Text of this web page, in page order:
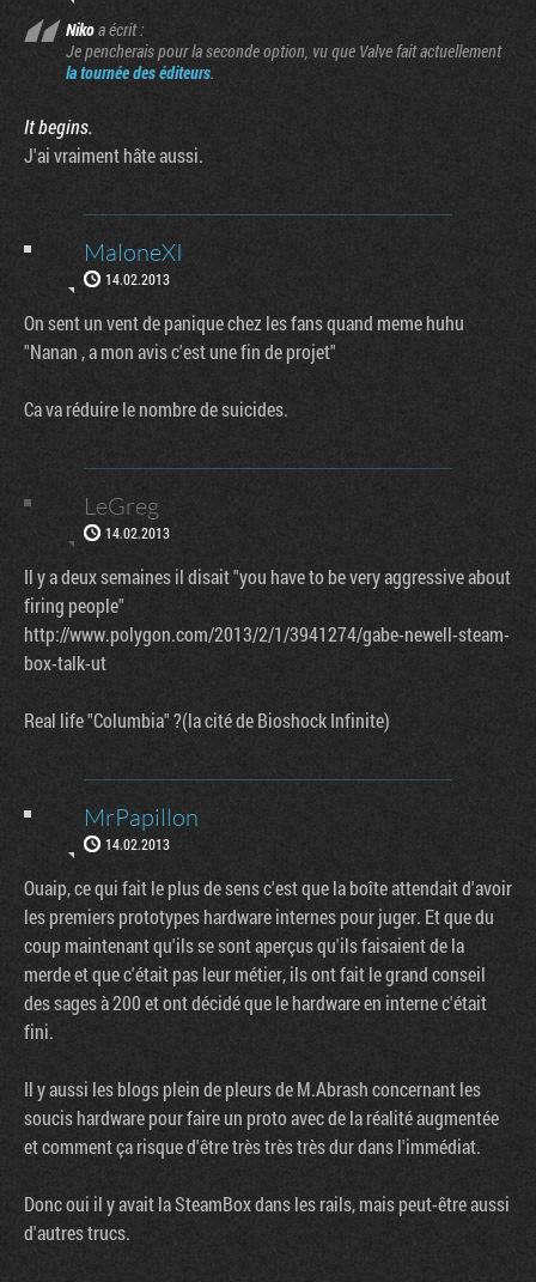
Nikoa écrit :
Je pencherais pour la seconde option, vu que Valve fait actuellement
la tournée des éditeurs.
It begins.
J'ai vraiment hâte aussi.
MaloneXI
14.02.2013
On sent un vent de panique chez les fans quand meme huhu
"Nanan , a mon avis c'est une fin de projet"
Ca va réduire le nombre de suicides.
LeGreg
14.02.2013
Il y a deux semaines il disait "you have to be very aggressive about
firing people"
http://www.polygon.com/2013/2/1/3941274/gabe-newell-steam-
box-talk-ut
Real life "Columbia" ?(la cité de Bioshock Infinite)
MrPapillon
14.02.2013
Ouaip, ce qui fait le plus de sens c'est que la boîte attendait d'avoir
les premiers prototypes hardware internes pour juger. Et que du
coup maintenant qu'ils se sont aperçus qu'ils faisaient de la
merde et que c'était pas leur métier, ils ont fait le grand conseil
des sages à 200 et ont décidé que le hardware en interne c'était
fini.
Il y aussi les blogs plein de pleurs de M.Abrash concernant les
soucis hardware pour faire un proto avec de la réalité augmentée
et comment ça risque d'être très très très dur dans l'immédiat.
Donc oui il y avait la SteamBox dans les rails, mais peut-être aussi
d'autres trucs.